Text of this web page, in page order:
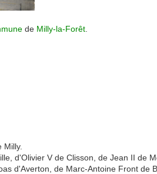
de Milly-la-Forêt.
d'Olivier V de Clisson, de Jean II de
d'Averton, de Marc-Antoine Front de